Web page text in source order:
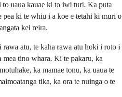
to uaua kauae ki to iwi turi. Ka puta
pea ki te whiu i a koe e tetahi ki muri o
kei reira.
atu, te kaha rawa atu hoki i roto i
mea tino whara. Ki te pakaru, ka
ka mamae tonu, ka uaua te
tika, ka ora te nuinga o te